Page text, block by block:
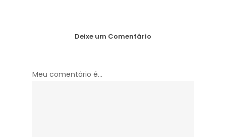
Deixe um Comentário
Meu comentário é...